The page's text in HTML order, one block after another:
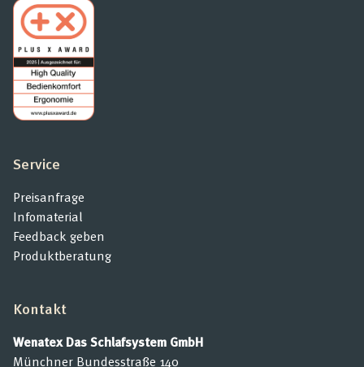
Service
Preisanfrage
Infomaterial
Feedback geben
Produktberatung
Kontakt
Wenatex Das Schlafsystem GmbH
Münchner Bundesstraße 140